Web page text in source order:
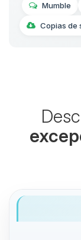
Mumble
Copias de